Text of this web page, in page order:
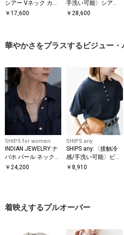
シアー Vネック カー
ディガン
￥ 17,600
手洗い可能〉シアー
袖 ベルト付き シャツ
￥ 28,600
華やかさをプラスするビジュー・
SHIPS for women
INDIAN JEWELRY:ナ
バホ パール ネックレ
ス（6mm）
￥ 24,200
SHIPS any
SHIPS any:〈接触冷
感/手洗い可能〉ビジ
ュー ヘンリーネック
￥8,910
着映えするプルオーバー